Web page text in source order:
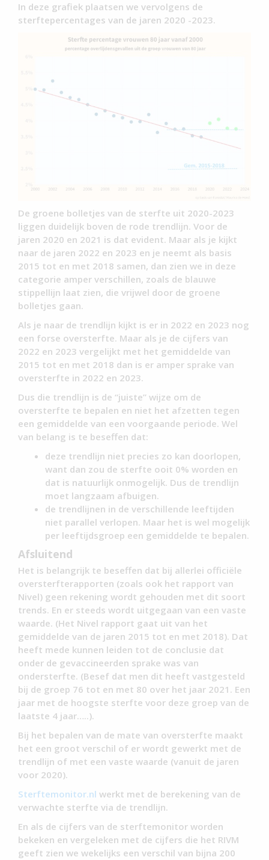
In deze grafiek plaatsen we vervolgens de
sterftepercentages van de jaren 2020 -2023.
De groene bolletjes van de sterfte uit 2020-2023
liggen duidelijk boven de rode trendlijn. Voor de
jaren 2020 en 2021 is dat evident. Maar als je kijkt
naar de jaren 2022 en 2023 en je neemt als basis
2015 tot en met 2018 samen, dan zien we in deze
categorie amper verschillen, zoals de blauwe
stippellijn laat zien, die vrijwel door de groene
bolletjes gaan.
Als je naar de trendlijn kijkt is er in 2022 en 2023 nog
een forse oversterfte. Maar als je de cijfers van
2022 en 2023 vergelijkt met het gemiddelde van
2015 tot en met 2018 dan is er amper sprake van
oversterfte in 2022 en 2023.
Dus die trendlijn is de “juiste” wijze om de
oversterfte te bepalen en niet het afzetten tegen
een gemiddelde van een voorgaande periode. Wel
van belang is te beseffen dat:
deze trendlijn niet precies zo kan doorlopen,
want dan zou de sterfte ooit 0% worden en
dat is natuurlijk onmogelijk. Dus de trendlijn
moet langzaam afbuigen.
de trendlijnen in de verschillende leeftijden
niet parallel verlopen. Maar het is wel mogelijk
per leeftijdsgroep een gemiddelde te bepalen.
Afsluitend
Het is belangrijk te beseffen dat bij allerlei officiële
oversterfterapporten (zoals ook het rapport van
Nivel) geen rekening wordt gehouden met dit soort
trends. En er steeds wordt uitgegaan van een vaste
waarde. (Het Nivel rapport gaat uit van het
gemiddelde van de jaren 2015 tot en met 2018). Dat
heeft mede kunnen leiden tot de conclusie dat
onder de gevaccineerden sprake was van
ondersterfte. (Besef dat men dit heeft vastgesteld
bij de groep 76 tot en met 80 over het jaar 2021. Een
jaar met de hoogste sterfte voor deze groep van de
laatste 4 jaar…..).
Bij het bepalen van de mate van oversterfte maakt
het een groot verschil of er wordt gewerkt met de
trendlijn of met een vaste waarde (vanuit de jaren
voor 2020).
Sterftemonitor.nl werkt met de berekening van de
verwachte sterfte via de trendlijn.
En als de cijfers van de sterftemonitor worden
bekeken en vergeleken met de cijfers die het RIVM
geeft zien we wekelijks een verschil van bijna 200